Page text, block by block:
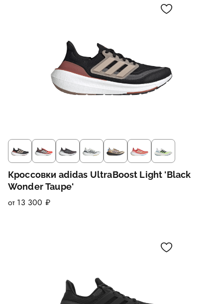
Кроссовки adidas UltraBoost Light 'Black
Wonder Taupe'
от 13 300 ₽